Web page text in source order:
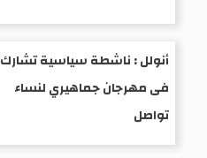
أنولل : ناشطة سياسية تشارك
فى مهرجان جماهيري لنساء
تواصل